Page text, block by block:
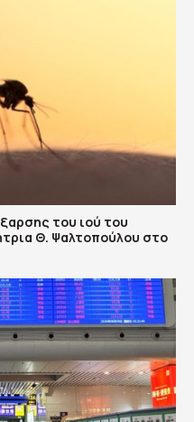
του ιού του
Θ. Ψαλτοπούλου στο